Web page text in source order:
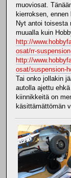
muoviosat.
kierroksen,
Nyt antoi toisesta
muualla kuin
http://
osat/rr-
http://
osat/suspension-
Tai onko jollakin
autolla ajettu
kiinnikkeitä on
käsittämättömän